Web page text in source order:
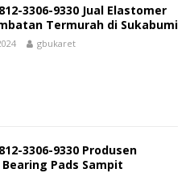
3306-9330 Jual Elastomer
Termurah di Sukabumi
gbukaret
3306-9330 Produsen
Pads Sampit